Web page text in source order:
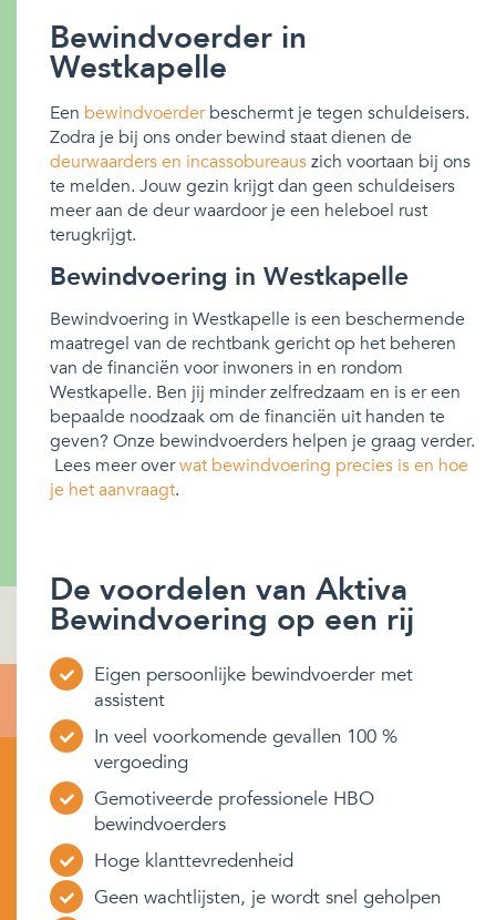
Bewindvoerder in
Westkapelle
Een bewindvoerderbeschermt je tegen schuldeisers.
Zodra je bij ons onder bewind staat dienen de
deurwaarders en incassobureauszich voortaan bij ons
te melden. Jouw gezin krijgt dan geen schuldeisers
meer aan de deur waardoor je een heleboel rust
terugkrijgt.
Bewindvoering in Westkapelle
Bewindvoering in Westkapelle is een beschermende
maatregel van de rechtbank gericht op het beheren
van de financiën voor inwoners in en rondom
Westkapelle. Ben jij minder zelfredzaam en is er een
bepaalde noodzaak om de financiën uit handen te
geven? Onze bewindvoerders helpen je graag verder.
Lees meer overwat bewindvoering precies is en hoe
je het aanvraagt.
De voordelen van Aktiva
Bewindvoering op een rij
Eigen persoonlijke bewindvoerder met
assistent
In veel voorkomende gevallen 100 %
vergoeding
Gemotiveerde professionele HBO
bewindvoerders
Hoge klanttevredenheid
Geen wachtlijsten, je wordt snel geholpen